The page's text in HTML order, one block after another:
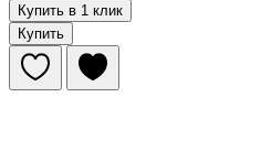
Купить в 1 клик
Купить